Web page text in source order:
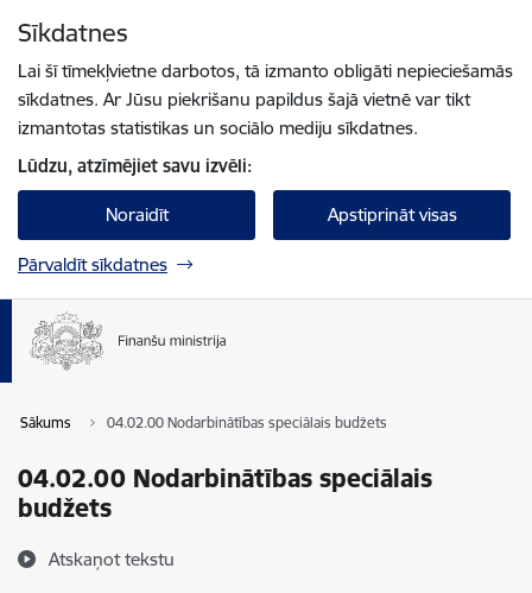
Sīkdatnes
Lai šī tīmekļvietne darbotos, tā izmanto obligāti nepieciešamās
sīkdatnes. Ar Jūsu piekrišanu papildus šajā vietnē var tikt
izmantotas statistikas un sociālo mediju sīkdatnes.
Lūdzu, atzīmējiet savu izvēli:
Noraidīt Apstiprināt visas
Pārvaldīt sīkdatnes
Sākums 04.02.00 Nodarbinātības speciālais budžets
04.02.00 Nodarbinātības speciālais
budžets
Atskaņot tekstu